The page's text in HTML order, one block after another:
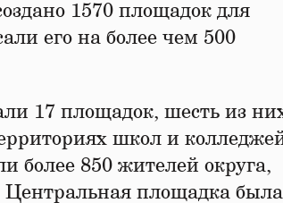
1570 площадок для
его на более чем 500
17 площадок, шесть из
школ и
более 850 жителей округа,
Центральная площадка